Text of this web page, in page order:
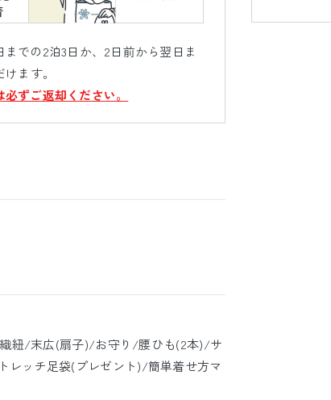
での2泊3日か、2日前から翌日ま
ます。
ずご返却ください。
紐/末広(扇子)/お守り/腰ひも(2本)/サ
レッチ足袋(プレゼント)/簡単着せ方マ